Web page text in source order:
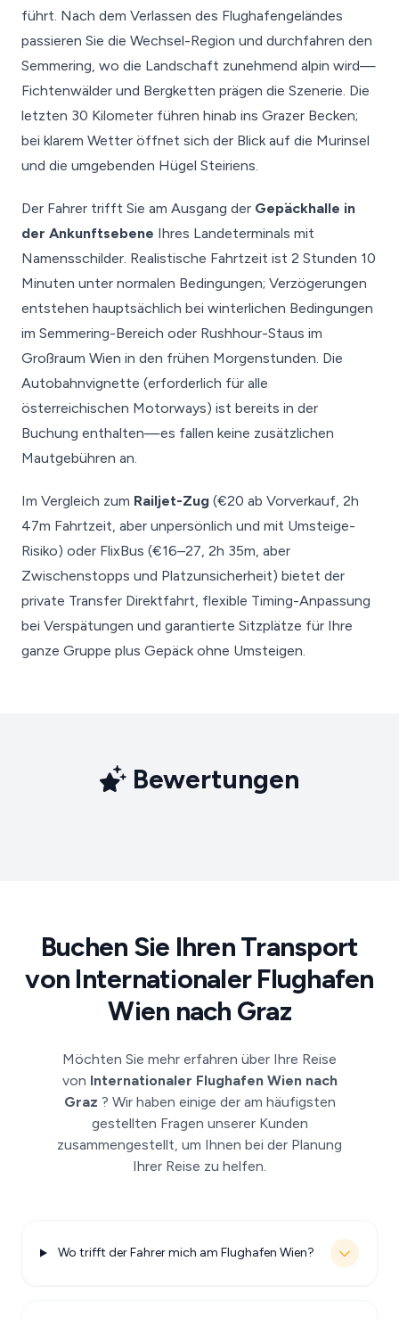
führt. Nach dem Verlassen des Flughafengeländes
passieren Sie die Wechsel-Region und durchfahren den
Semmering, wo die Landschaft zunehmend alpin wird—
Fichtenwälder und Bergketten prägen die Szenerie. Die
letzten 30 Kilometer führen hinab ins Grazer Becken;
bei klarem Wetter öffnet sich der Blick auf die Murinsel
und die umgebenden Hügel Steiriens.
Der Fahrer trifft Sie am Ausgang der Gepäckhalle in
der Ankunftsebene Ihres Landeterminals mit
Namensschilder. Realistische Fahrtzeit ist 2 Stunden 10
Minuten unter normalen Bedingungen; Verzögerungen
entstehen hauptsächlich bei winterlichen Bedingungen
im Semmering-Bereich oder Rushhour-Staus im
Großraum Wien in den frühen Morgenstunden. Die
Autobahnvignette (erforderlich für alle
österreichischen Motorways) ist bereits in der
Buchung enthalten—es fallen keine zusätzlichen
Mautgebühren an.
Im Vergleich zum Railjet-Zug (€20 ab Vorverkauf, 2h
47m Fahrtzeit, aber unpersönlich und mit Umsteige-
Risiko) oder FlixBus (€16–27, 2h 35m, aber
Zwischenstopps und Platzunsicherheit) bietet der
private Transfer Direktfahrt, flexible Timing-Anpassung
bei Verspätungen und garantierte Sitzplätze für Ihre
ganze Gruppe plus Gepäck ohne Umsteigen.
Bewertungen
Buchen Sie Ihren Transport
von Internationaler Flughafen
Wien nach Graz
Möchten Sie mehr erfahren über Ihre Reise
von Internationaler Flughafen Wien nach
Graz ? Wir haben einige der am häufigsten
gestellten Fragen unserer Kunden
zusammengestellt, um Ihnen bei der Planung
Ihrer Reise zu helfen.
Wo trifft der Fahrer mich am Flughafen Wien?